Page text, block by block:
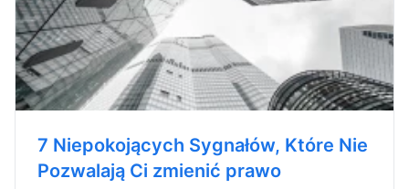
7 Niepokojących Sygnałów, Które Nie
Pozwalają Ci zmienić prawo